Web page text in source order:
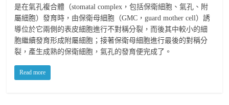
是在氣孔複合體（stomatal complex，包括保衛細胞、氣孔、附
屬細胞）發育時，由保衛母細胞（GMC，guard mother cell）誘
導位於它兩側的表皮細胞進行不對稱分裂，而後其中較小的細
胞繼續發育形成附屬細胞；接著保衛母細胞進行最後的對稱分
裂，產生成熟的保衛細胞，氣孔的發育便完成了。
Read more